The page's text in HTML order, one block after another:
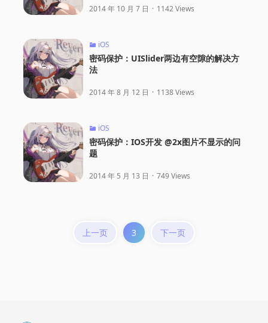
2014 年 10 月 7 日 · 1142 Views
iOS
密码保护：UISlider两边有空隙的解决方
法
2014 年 8 月 12 日 · 1138 Views
iOS
密码保护：IOS开发 @2x图片不显示的问
题
2014 年 5 月 13 日 · 749 Views
上一页 3 下一页